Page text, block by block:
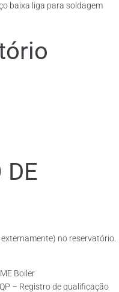
baixa liga para soldagem
DE
no reservatório.
Boiler
– Registro de qualificação